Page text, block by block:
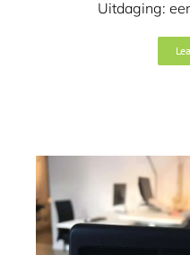
Uitdaging:
ErgoZit